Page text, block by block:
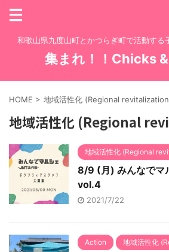
和歌山県九度山町とかつらぎ町で活動する
集まれ！！Chicks
HOME > 地域活性化 (Regional
地域活性化 (Regional
地域活性化 (Regional
8/9 (月) みんなでマ
vol.4
2021/7/22
Action 地域活性化